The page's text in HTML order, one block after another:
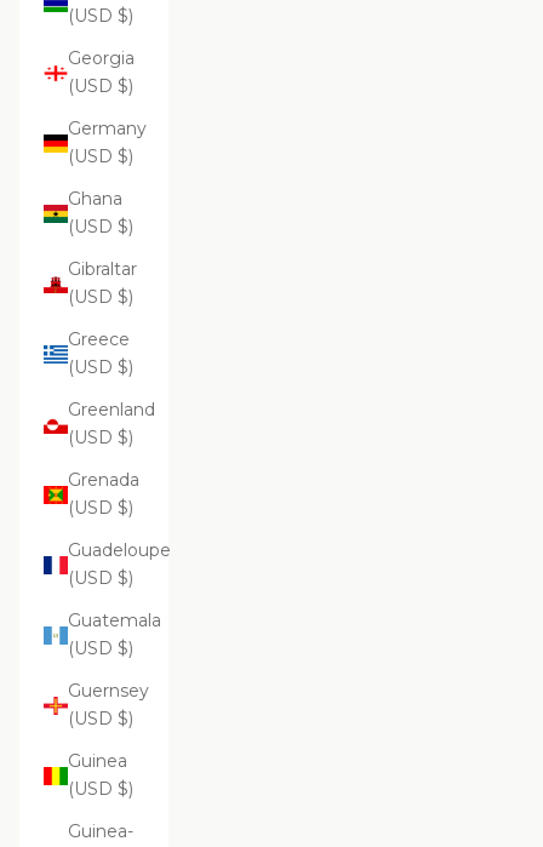
(USD $)
Georgia
(USD $)
Germany
(USD $)
Ghana
(USD $)
Gibraltar
(USD $)
Greece
(USD $)
Greenland
(USD $)
Grenada
(USD $)
Guadeloupe
(USD $)
Guatemala
(USD $)
Guernsey
(USD $)
Guinea
(USD $)
Guinea-